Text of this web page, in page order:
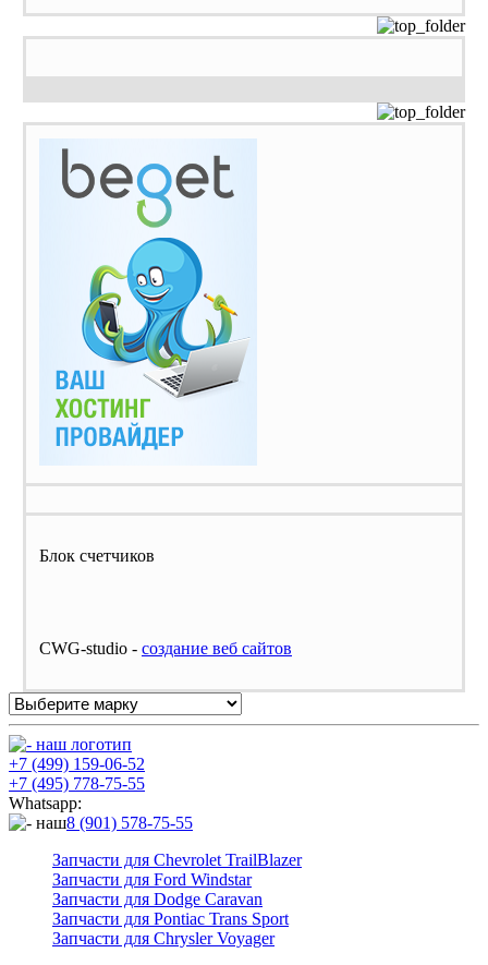
Блок счетчиков
CWG-studio - cоздание веб сайтов
+7 (499) 159-06-52
+7 (495) 778-75-55
Whatsapp:
8 (901) 578-75-55
Запчасти для Chevrolet TrailBlazer
Запчасти для Ford Windstar
Запчасти для Dodge Caravan
Запчасти для Pontiac Trans Sport
Запчасти для Chrysler Voyager